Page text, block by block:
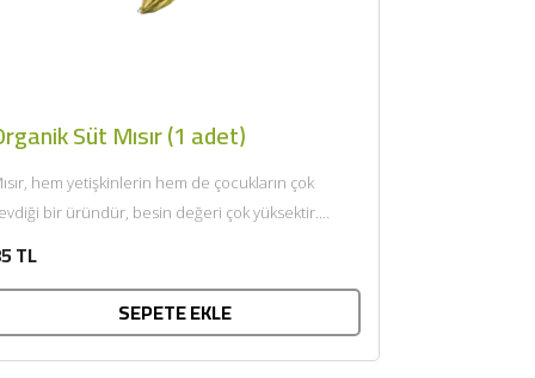
Süt Mısır (1 adet)
hem yetişkinlerin hem de çocukların çok
bir üründür, besin değeri çok yüksektir.
TL
SEPETE EKLE